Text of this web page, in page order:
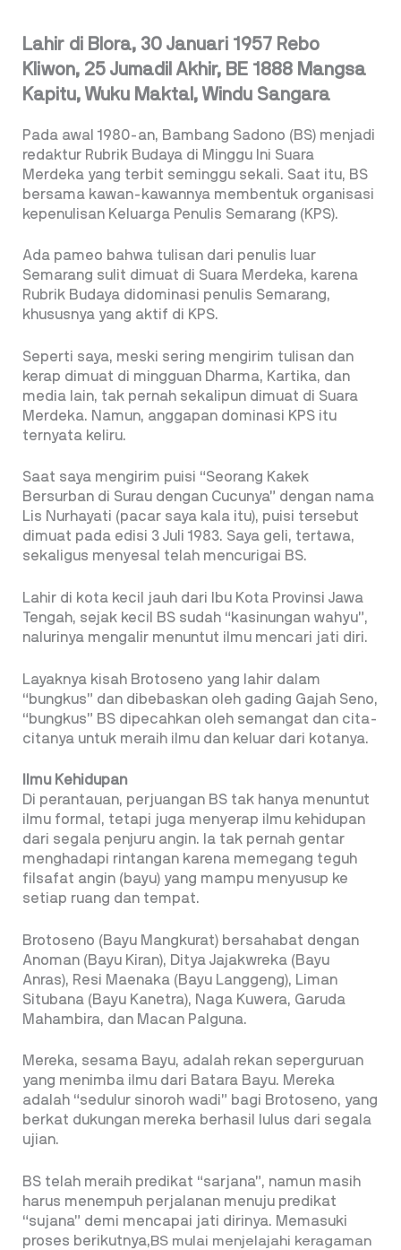
Lahir di Blora, 30 Januari 1957 Rebo
Kliwon, 25 Jumadil Akhir, BE 1888 Mangsa
Kapitu, Wuku Maktal, Windu Sangara
Pada awal 1980-an, Bambang Sadono (BS) menjadi
redaktur Rubrik Budaya di Minggu Ini Suara
Merdeka yang terbit seminggu sekali. Saat itu, BS
bersama kawan-kawannya membentuk organisasi
kepenulisan Keluarga Penulis Semarang (KPS).
Ada pameo bahwa tulisan dari penulis luar
Semarang sulit dimuat di Suara Merdeka, karena
Rubrik Budaya didominasi penulis Semarang,
khususnya yang aktif di KPS.
Seperti saya, meski sering mengirim tulisan dan
kerap dimuat di mingguan Dharma, Kartika, dan
media lain, tak pernah sekalipun dimuat di Suara
Merdeka. Namun, anggapan dominasi KPS itu
ternyata keliru.
Saat saya mengirim puisi “Seorang Kakek
Bersurban di Surau dengan Cucunya” dengan nama
Lis Nurhayati (pacar saya kala itu), puisi tersebut
dimuat pada edisi 3 Juli 1983. Saya geli, tertawa,
sekaligus menyesal telah mencurigai BS.
Lahir di kota kecil jauh dari Ibu Kota Provinsi Jawa
Tengah, sejak kecil BS sudah “kasinungan wahyu”,
nalurinya mengalir menuntut ilmu mencari jati diri.
Layaknya kisah Brotoseno yang lahir dalam
“bungkus” dan dibebaskan oleh gading Gajah Seno,
“bungkus” BS dipecahkan oleh semangat dan cita-
citanya untuk meraih ilmu dan keluar dari kotanya.
Ilmu Kehidupan
Di perantauan, perjuangan BS tak hanya menuntut
ilmu formal, tetapi juga menyerap ilmu kehidupan
dari segala penjuru angin. Ia tak pernah gentar
menghadapi rintangan karena memegang teguh
filsafat angin (bayu) yang mampu menyusup ke
setiap ruang dan tempat.
Brotoseno (Bayu Mangkurat) bersahabat dengan
Anoman (Bayu Kiran), Ditya Jajakwreka (Bayu
Anras), Resi Maenaka (Bayu Langgeng), Liman
Situbana (Bayu Kanetra), Naga Kuwera, Garuda
Mahambira, dan Macan Palguna.
Mereka, sesama Bayu, adalah rekan seperguruan
yang menimba ilmu dari Batara Bayu. Mereka
adalah “sedulur sinoroh wadi” bagi Brotoseno, yang
berkat dukungan mereka berhasil lulus dari segala
ujian.
BS telah meraih predikat “sarjana”, namun masih
harus menempuh perjalanan menuju predikat
“sujana” demi mencapai jati dirinya. Memasuki
proses berikutnya,BS mulai menjelajahi keragaman